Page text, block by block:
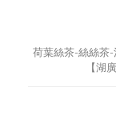
荷葉絲茶-絲絲茶
【湖